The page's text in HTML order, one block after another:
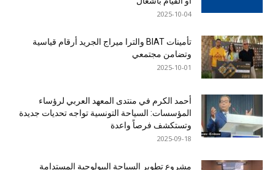
2025-10-04
تأمينات BIAT والترا ميراج الجريد أرقام قياسية
وتضامن مجتمعي
2025-10-01
أحمد الكرم في منتدى المعهد العربي لرؤساء
المؤسسات: السياحة التونسية تواجه تحديات جديدة
وتستكشف فرصاً واعدة
2025-09-18
مشروع تطوير السياحة البيولوجية المستدامة